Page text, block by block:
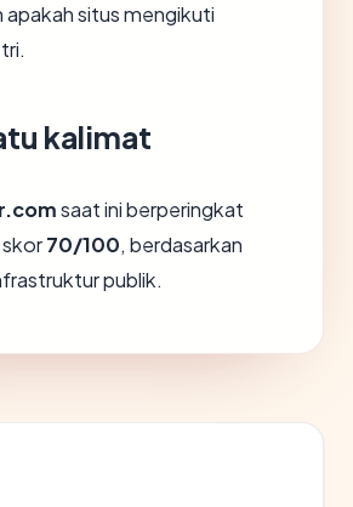
apakah situs mengikuti
kalimat
saat ini berperingkat
70/100, berdasarkan
publik.